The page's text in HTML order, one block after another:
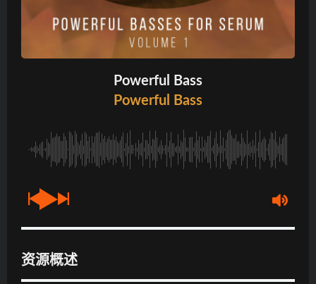
Powerful Bass
Powerful Bass
资源概述